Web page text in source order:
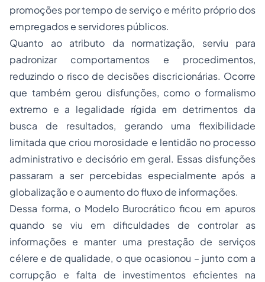
promoções por tempo de serviço e mérito próprio dos
empregados e servidores públicos.
Quanto ao atributo da normatização, serviu para
padronizar comportamentos e procedimentos,
reduzindo o risco de decisões discricionárias. Ocorre
que também gerou disfunções, como o formalismo
extremo e a legalidade rígida em detrimentos da
busca de resultados, gerando uma flexibilidade
limitada que criou morosidade e lentidão no processo
administrativo e decisório em geral. Essas disfunções
passaram a ser percebidas especialmente após a
globalização e o aumento do fluxo de informações.
Dessa forma, o Modelo Burocrático ficou em apuros
quando se viu em dificuldades de controlar as
informações e manter uma prestação de serviços
célere e de qualidade, o que ocasionou – junto com a
corrupção e falta de investimentos eficientes na